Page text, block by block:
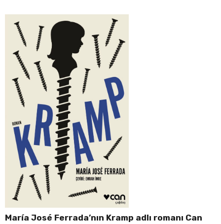
María José Ferrada’nın Kramp adlı romanı Can